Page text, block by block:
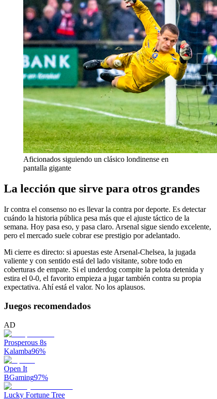
Aficionados siguiendo un clásico londinense en
pantalla gigante
La lección que sirve para otros grandes
Ir contra el consenso no es llevar la contra por deporte. Es detectar
cuándo la historia pública pesa más que el ajuste táctico de la
semana. Hoy pasa eso, y pasa claro. Arsenal sigue siendo excelente,
pero el mercado suele cobrar ese prestigio por adelantado.
Mi cierre es directo: si apuestas este Arsenal-Chelsea, la jugada
valiente y con sentido está del lado visitante, sobre todo en
coberturas de empate. Si el underdog compite la pelota detenida y
estira el 0-0, el favorito empieza a jugar también contra su propia
expectativa. Ahí está el valor. No los aplausos.
Juegos recomendados
AD
Prosperous 8s
Kalamba96%
Open It
BGaming97%
Lucky Fortune Tree